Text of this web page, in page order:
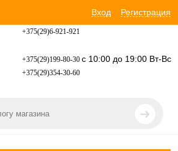
Вход Регистрация
+375(29)6-921-921
+375(29)199-80-30 с 10:00 до 19:00 Вт-Вс
+375(29)354-30-60